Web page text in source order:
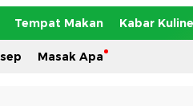
Tempat Makan Kabar
Masak Apa